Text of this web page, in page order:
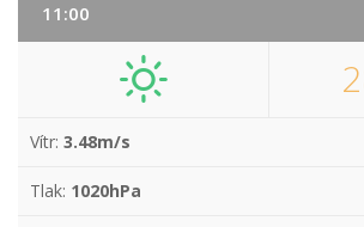
11:00
Vítr: 3.48m/s
Tlak: 1020hPa